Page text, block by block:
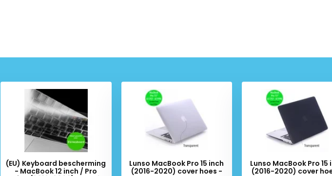
(EU) Keyboard bescherming
- MacBook 12 inch / Pro
Lunso MacBook Pro 15 inch
(2016-2020) cover hoes -
Lunso MacBook Pro 15
(2016-2020) cover